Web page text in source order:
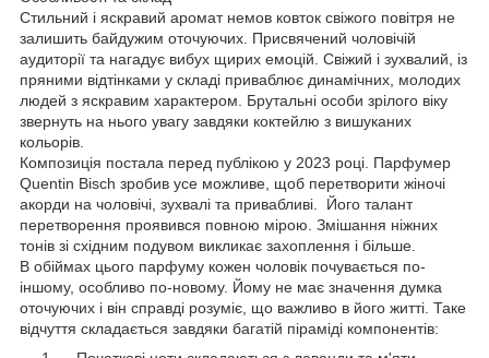
Стильний і яскравий аромат немов ковток свіжого повітря не
залишить байдужим оточуючих. Присвячений чоловічій
аудиторії та нагадує вибух щирих емоцій. Свіжий і зухвалий, із
пряними відтінками у складі приваблює динамічних, молодих
людей з яскравим характером. Брутальні особи зрілого віку
звернуть на нього увагу завдяки коктейлю з вишуканих
кольорів.
Композиція постала перед публікою у 2023 році. Парфумер
Quentin Bisch зробив усе можливе, щоб перетворити жіночі
акорди на чоловічі, зухвалі та привабливі. Його талант
перетворення проявився повною мірою. Змішання ніжних
тонів зі східним подувом викликає захоплення і більше.
В обіймах цього парфуму кожен чоловік почувається по-
іншому, особливо по-новому. Йому не має значення думка
оточуючих і він справді розуміє, що важливо в його житті. Таке
відчуття складається завдяки багатій піраміді компонентів: